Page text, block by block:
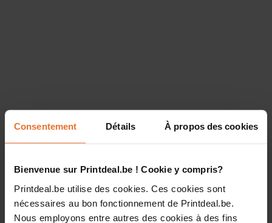
Consentement Détails À propos des cookies
Bienvenue sur Printdeal.be ! Cookie y compris?
Printdeal.be utilise des cookies. Ces cookies sont
nécessaires au bon fonctionnement de Printdeal.be.
Nous employons entre autres des cookies à des fins